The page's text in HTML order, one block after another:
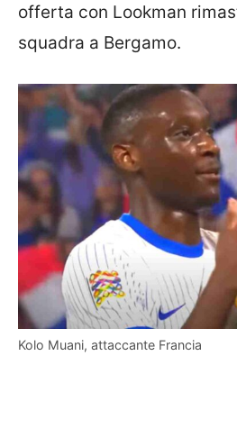
offerta con Lookman
squadra a Bergamo.
Kolo Muani, attaccante Francia